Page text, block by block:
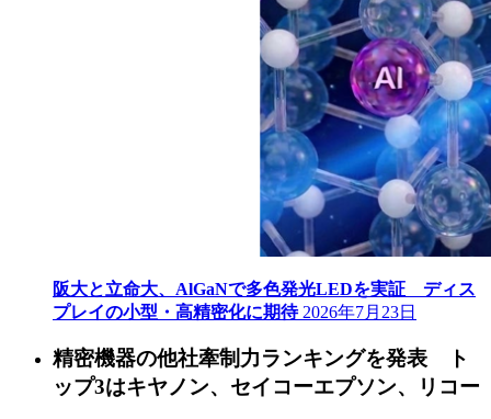
阪大と立命大、AlGaNで多色発光LEDを実証 ディス
プレイの小型・高精密化に期待 2026年7月23日
精密機器の他社牽制力ランキングを発表 ト
ップ3はキヤノン、セイコーエプソン、リコー